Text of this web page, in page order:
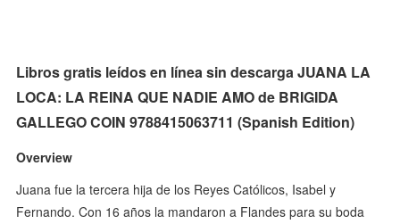
Libros gratis leídos en línea sin descarga JUANA LA
LOCA: LA REINA QUE NADIE AMO de BRIGIDA
GALLEGO COIN 9788415063711 (Spanish Edition)
Overview
Juana fue la tercera hija de los Reyes Católicos, Isabel y
Fernando. Con 16 años la mandaron a Flandes para su boda